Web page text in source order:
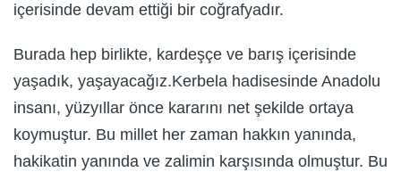
içerisinde devam ettiği bir coğrafyadır.
Burada hep birlikte, kardeşçe ve barış içerisinde
yaşadık, yaşayacağız.Kerbela hadisesinde Anadolu
insanı, yüzyıllar önce kararını net şekilde ortaya
koymuştur. Bu millet her zaman hakkın yanında,
hakikatin yanında ve zalimin karşısında olmuştur. Bu